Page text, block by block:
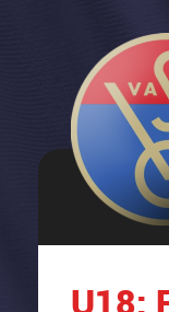
U18: